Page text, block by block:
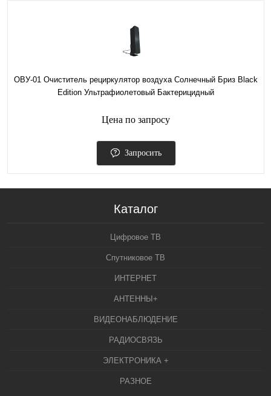
ОВУ-01 Очиститель рециркулятор воздуха Солнечный Бриз Black
Edition Ультрафиолетовый Бактерицидный
Цена по запросу
Запросить
Каталог
Цифровое ТВ
Спутниковое ТВ
ИНТЕРНЕТ
АНТЕННЫ+
ВИДЕОНАБЛЮДЕНИЕ
РАДИОСВЯЗЬ
ЭЛЕКТРОНИКА +
РАЗНОЕ